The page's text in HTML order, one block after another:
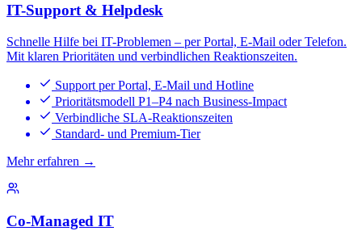
IT-Support & Helpdesk
Schnelle Hilfe bei IT-Problemen – per Portal, E-Mail oder Telefon.
Mit klaren Prioritäten und verbindlichen Reaktionszeiten.
Support per Portal, E-Mail und Hotline
Prioritätsmodell P1–P4 nach Business-Impact
Verbindliche SLA-Reaktionszeiten
Standard- und Premium-Tier
Mehr erfahren →
Co-Managed IT